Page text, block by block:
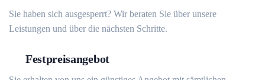
Sie haben sich ausgesperrt? Wir beraten Sie über unsere
Leistungen und über die nächsten Schritte.
Festpreisangebot